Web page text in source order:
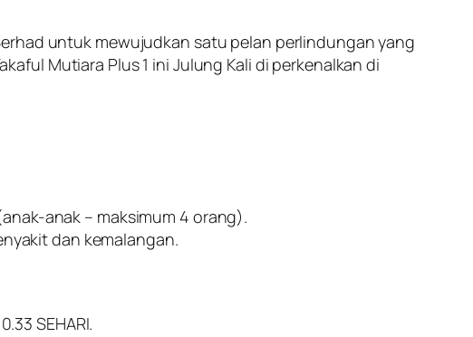
untuk mewujudkan satu pelan perlindungan yang
Mutiara Plus 1 ini Julung Kali di perkenalkan di
anak – maksimum 4 orang).
dan kemalangan.
SEHARI.